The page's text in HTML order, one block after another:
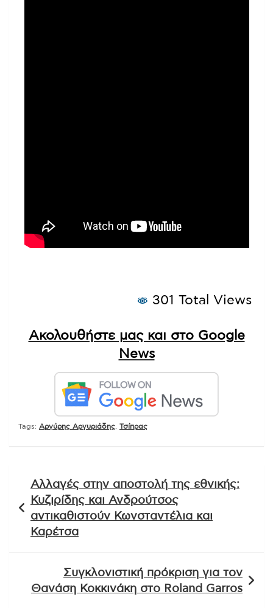
301 Total Views
Ακολουθήστε μας και στο Google
News
Tags: Αργύρης Αργυριάδης Τσίπρας
άρθρων
Αλλαγές στην αποστολή της εθνικής:
Κυζιρίδης και Ανδρούτσος
αντικαθιστούν Κωνσταντέλια και
Καρέτσα
Συγκλονιστική πρόκριση για τον
Θανάση Κοκκινάκη στο Roland Garros